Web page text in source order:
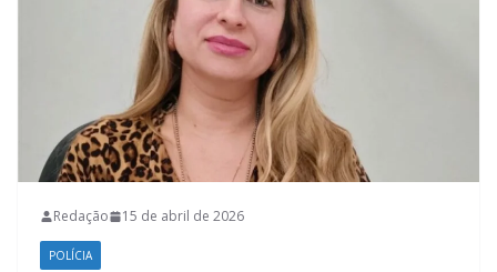
Redação 15 de abril de 2026
POLÍCIA